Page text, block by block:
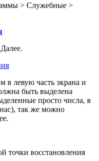
> Служебные >
в левую часть экрана и
быть выделена
просто числа, в
так же можно
точки восстановления